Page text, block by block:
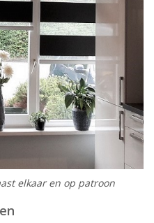
elkaar en op patroon